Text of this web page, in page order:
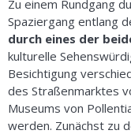
Zu einem Rundgang
Spaziergang entlang
durch eines der
kulturelle
Besichtigung
des Straßenmarktes
Museums von
werden. Zunächst zu